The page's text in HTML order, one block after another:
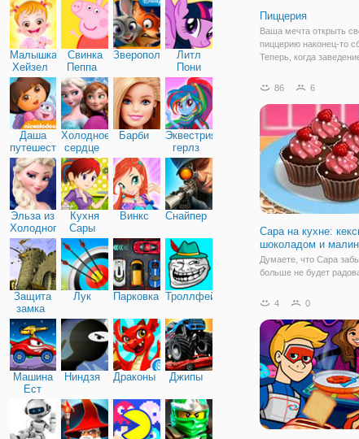
Малышка
Хейзел
Свинка
Пеппа
Зверополис
Литл
Пони
Дружба
Даша
путешественница
Холодное
сердце
Барби
Эквестрия
герлз
Эльза из
Холодного
сердца
Кухня
Сары
Винкс Снайпер
Защита
замка
Лук Парковка Троллфейс
Машина
Ест
Машину
Ниндзя Драконы Джипы
Пиццерия
Ваша мечта открыть
пиццерию наконец-то
Теперь, когда
проверки, можно
вкусной кулинарии.
пожалуй еда, которая
86 6
Сара на кухне:
шоколадом и
Думаете, что Сара
больше не будет
ошибаетесь, Сара снова
вам о новом рецепте,
недавно опробовала.
практически все,
4 0